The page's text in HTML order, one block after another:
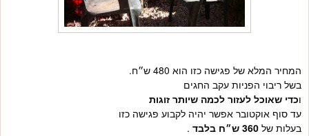
המחיר המלא של פגישה כזו הוא 480 ש״ח.
בשל ריבוי הפניות עקב החגים
וכדי שאוכל לעזור לכמה שיותר זוגות
עד סוף אוקטובר אפשר יהיה לקבוע פגישה כזו
בעלות של 360 ש״ח בלבד .